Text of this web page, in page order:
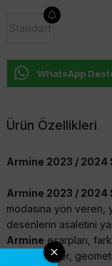
Standart
WhatsApp
Ürün Özellikleri
Armine 2023 / 2024
Armine 2023 / 2024
modasına yön veren,
desenlerin asaletini
Armine eşarpları,
doğal renkler,